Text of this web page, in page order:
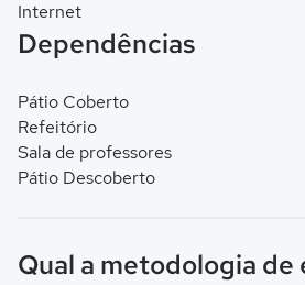
Internet
Dependências
Pátio Coberto
Refeitório
Sala de professores
Pátio Descoberto
Qual a metodologia de